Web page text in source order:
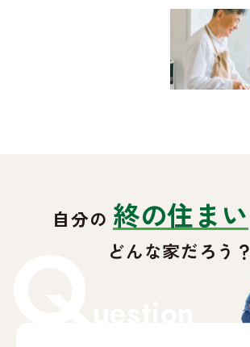
自分の 終の住まい
どんな家だろう？